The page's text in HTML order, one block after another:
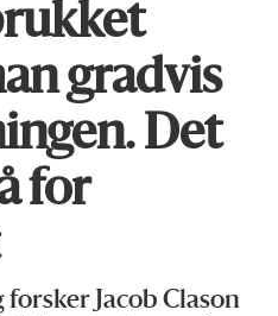
gradvis
Det
for
forsker Jacob Clason